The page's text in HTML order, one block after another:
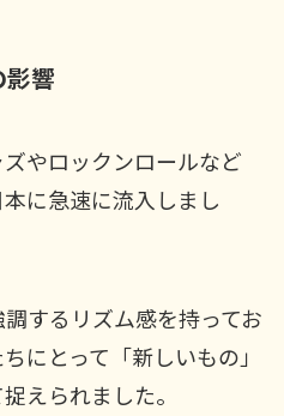
響
やロックンロールなど
に急速に流入しまし
するリズム感を持ってお
にとって「新しいもの」
えられました。